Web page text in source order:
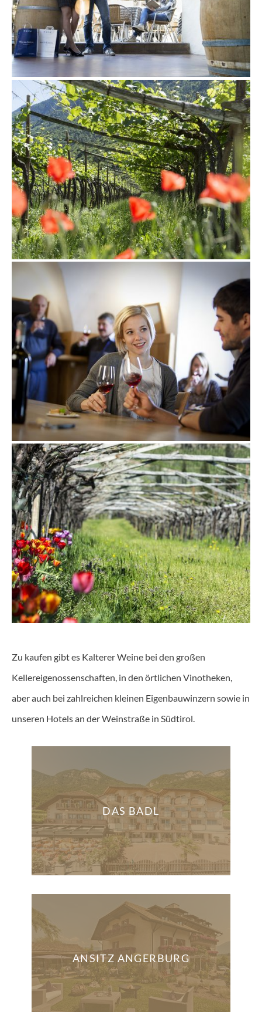
Zu kaufen gibt es Kalterer Weine bei den großen
Kellereigenossenschaften, in den örtlichen Vinotheken,
aber auch bei zahlreichen kleinen Eigenbauwinzern sowie in
unseren Hotels an der Weinstraße in Südtirol.
DAS BADL
ANSITZ ANGERBURG